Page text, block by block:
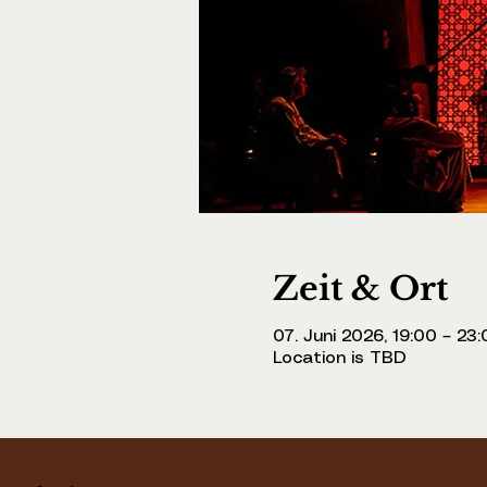
Zeit & Ort
07. Juni 2026, 19:00 –
Location is TBD